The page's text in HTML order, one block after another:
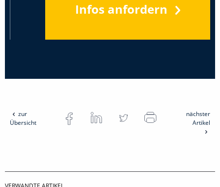
Infos anfordern
zur
Übersicht
nächster
Artikel